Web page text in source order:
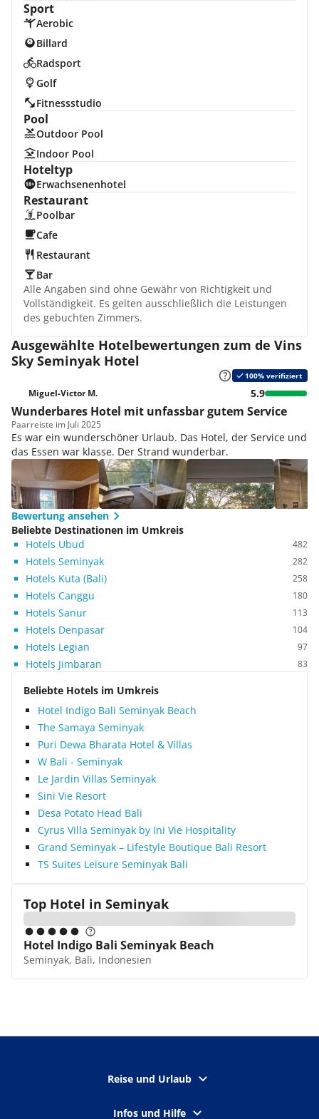
Sport
Aerobic
Billard
Radsport
Golf
Fitnessstudio
Pool
Outdoor Pool
Indoor Pool
Hoteltyp
Erwachsenenhotel
Restaurant
Poolbar
Cafe
Restaurant
Bar
Alle Angaben sind ohne Gewähr von Richtigkeit und
Vollständigkeit. Es gelten ausschließlich die Leistungen
des gebuchten Zimmers.
Ausgewählte Hotelbewertungen zum de Vins
Sky Seminyak Hotel
100% verifiziert
Miguel-Victor M. 5.9
Wunderbares Hotel mit unfassbar gutem Service
Paarreiste im Juli 2025
Es war ein wunderschöner Urlaub. Das Hotel, der Service und
das Essen war klasse. Der Strand wunderbar.
Bewertung ansehen
Beliebte Destinationen im Umkreis
Hotels Ubud
482
Hotels Seminyak 282
Hotels Kuta (Bali) 258
Hotels Canggu 180
Hotels Sanur 113
Hotels Denpasar 104
Hotels Legian 97
Hotels Jimbaran 83
Beliebte Hotels im Umkreis
Hotel Indigo Bali Seminyak Beach
The Samaya Seminyak
Puri Dewa Bharata Hotel & Villas
W Bali - Seminyak
Le Jardin Villas Seminyak
Sini Vie Resort
Desa Potato Head Bali
Cyrus Villa Seminyak by Ini Vie Hospitality
Grand Seminyak – Lifestyle Boutique Bali Resort
TS Suites Leisure Seminyak Bali
Top Hotel in Seminyak
Hotel Indigo Bali Seminyak Beach
Seminyak, Bali, Indonesien
Reise und Urlaub
Infos und Hilfe